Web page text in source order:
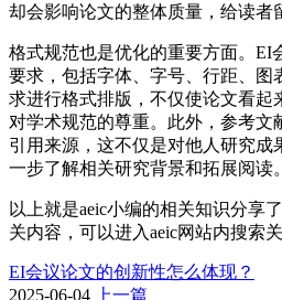
却会影响论文的整体质量，给读者
格式规范也是优化的重要方面。EI
要求，包括字体、字号、行距、图
求进行格式排版，不仅使论文看起
对学术规范的尊重。此外，参考文
引用来源，这不仅是对他人研究成
一步了解相关研究背景和拓展阅读。
以上就是aeic小编的相关知识分享
关内容，可以进入aeic网站内搜索
EI会议论文的创新性怎么体现？
2025-06-04
上一篇